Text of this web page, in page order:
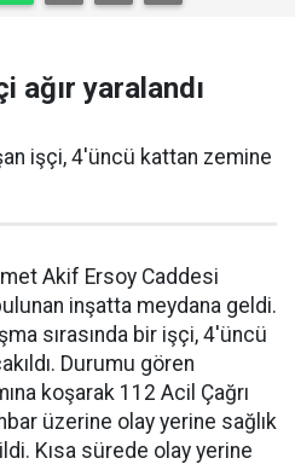
ağır yaralandı
işçi, 4'üncü kattan zemine
Akif Ersoy Caddesi
inşatta meydana geldi.
sırasında bir işçi, 4'üncü
Durumu gören
koşarak 112 Acil Çağrı
üzerine olay yerine sağlık
Kısa sürede olay yerine